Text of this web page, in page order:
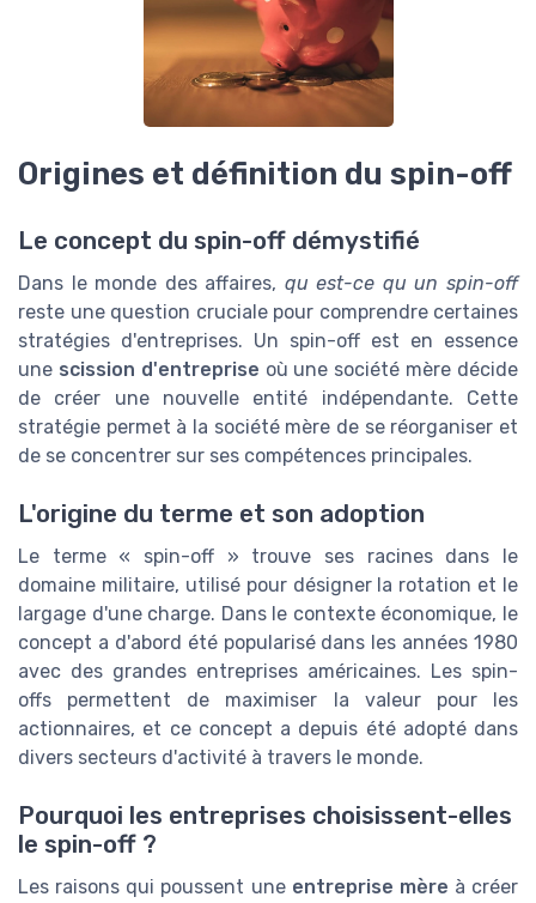
Origines et définition du spin-off
Le concept du spin-off démystifié
Dans le monde des affaires, qu est-ce qu un spin-off
reste une question cruciale pour comprendre certaines
stratégies d'entreprises. Un spin-off est en essence
une scission d'entreprise où une société mère décide
de créer une nouvelle entité indépendante. Cette
stratégie permet à la société mère de se réorganiser et
de se concentrer sur ses compétences principales.
L'origine du terme et son adoption
Le terme « spin-off » trouve ses racines dans le
domaine militaire, utilisé pour désigner la rotation et le
largage d'une charge. Dans le contexte économique, le
concept a d'abord été popularisé dans les années 1980
avec des grandes entreprises américaines. Les spin-
offs permettent de maximiser la valeur pour les
actionnaires, et ce concept a depuis été adopté dans
divers secteurs d'activité à travers le monde.
Pourquoi les entreprises choisissent-elles
le spin-off ?
Les raisons qui poussent une entreprise mère à créer